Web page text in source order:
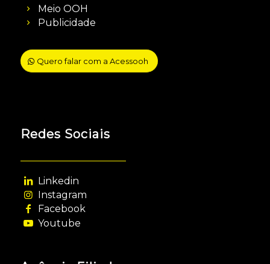
Meio OOH
Publicidade
Quero falar com a Acessooh
Redes Sociais
Linkedin
Instagram
Facebook
Youtube